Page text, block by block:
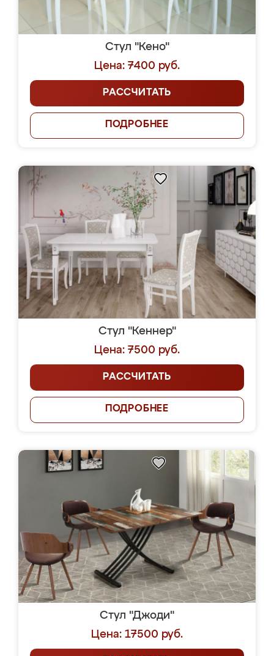
Стул "Кено"
Цена: 7400 руб.
РАССЧИТАТЬ
ПОДРОБНЕЕ
Стул "Кеннер"
Цена: 7500 руб.
РАССЧИТАТЬ
ПОДРОБНЕЕ
Стул "Джоди"
Цена: 17500 руб.